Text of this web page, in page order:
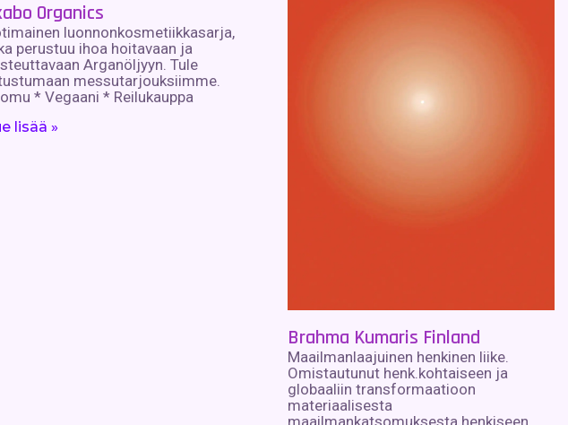
Organics
luonnonkosmetiikkasarja,
perustuu ihoa hoitavaan ja
Arganöljyyn. Tule
messutarjouksiimme.
* Vegaani * Reilukauppa
lisää »
Brahma Kumaris Finland
Maailmanlaajuinen henkinen liike.
Omistautunut henk.kohtaiseen ja
globaaliin transformaatioon
materiaalisesta